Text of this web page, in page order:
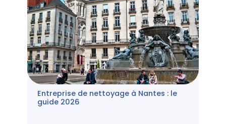
Entreprise de nettoyage à Nantes : le
guide 2026